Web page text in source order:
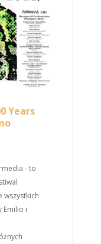
Years
- to
wszystkich
Emilio i